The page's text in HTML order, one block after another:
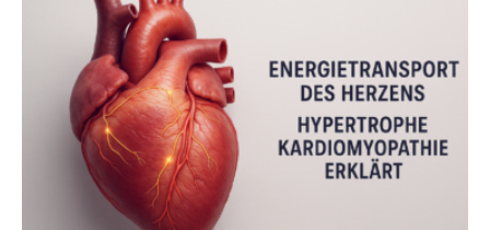
aus Gewebe von Patientinnen und Patienten –
sogenannte Organoide – genutzt werden können, um
vorab zu prüfen, welche Medikamente am besten
wirken. Dabei wurde ein Eiweiß identifiziert, das künftig
als Biomarker für die Wahl der passenden Therapie
dienen könnte. Darmkrebs zählt weltweit zu den
häufigsten Krebsarten und stellt…